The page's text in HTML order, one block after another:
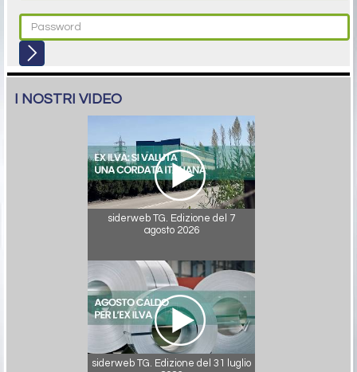
I NOSTRI VIDEO
siderweb TG. Edizione del 7
agosto 2026
siderweb TG. Edizione del 31 luglio